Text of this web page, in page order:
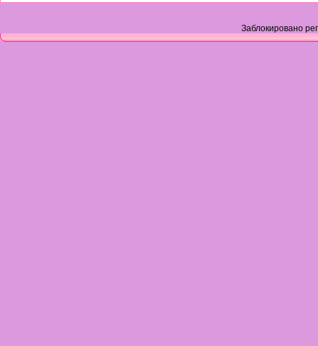
Заблокировано